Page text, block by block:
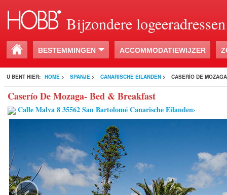
Bijzondere logeeradressen
BESTEMMINGEN ACCOMMODATIEWIJZER
U BENT HIER: HOME > SPANJE > CANARISCHE EILANDEN > CASERÍO DE MOZAGA
Caserío De Mozaga- Bed & Breakfast
Calle Malva 8 35562 San Bartolomé Canarische Eilanden›